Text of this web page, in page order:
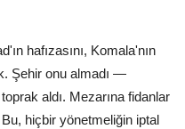
hafızasını, Komala'nın
Şehir onu almadı —
aldı. Mezarına fidanlar
hiçbir yönetmeliğin iptal